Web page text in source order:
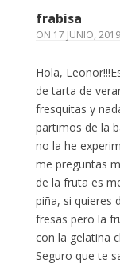
frabisa
ON 17 JUNIO,
Hola,
de tarta de
fresquitas y
partimos de la
no la he
me preguntas
de la fruta es
piña, si quieres
fresas pero la
con la gelatina
Seguro que te